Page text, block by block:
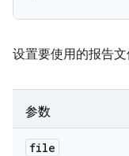
设置要使用的报告文
参数
file